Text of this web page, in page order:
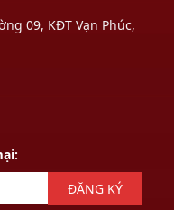
09, KĐT Vạn Phúc,
ĐĂNG KÝ